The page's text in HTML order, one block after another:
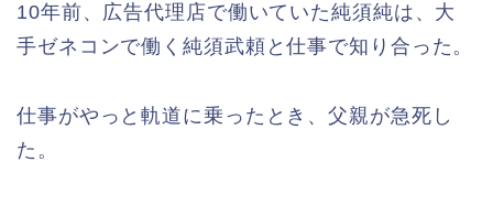
10年前、広告代理店で働いていた純須純は、大
手ゼネコンで働く純須武頼と仕事で知り合った。
仕事がやっと軌道に乗ったとき、父親が急死し
た。